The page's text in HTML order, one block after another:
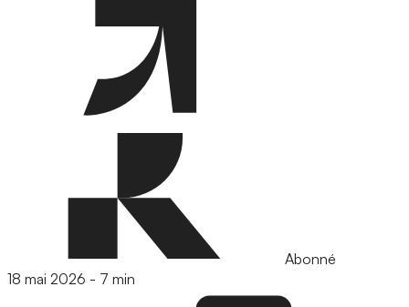
Abonné
18 mai 2026 - 7 min